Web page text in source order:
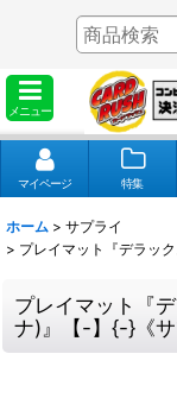
メニュー
マイページ 特集
ホーム > サプライ
> プレイマット『デラッ
プレイマット『
ナ)』【-】{-}《サ